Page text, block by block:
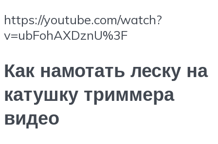
https://youtube.com/watch?
v=ubFohAXDznU%3F
Как намотать леску на
катушку триммера
видео